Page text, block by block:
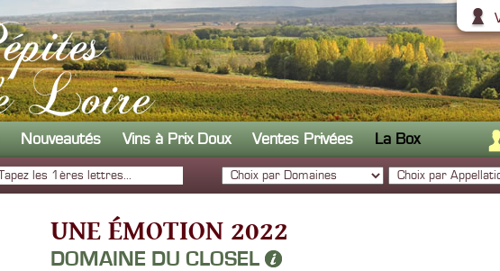
Nouveautés Vins à Prix Doux Ventes Privées La Box
UNE ÉMOTION 2022
DOMAINE DU CLOSEL